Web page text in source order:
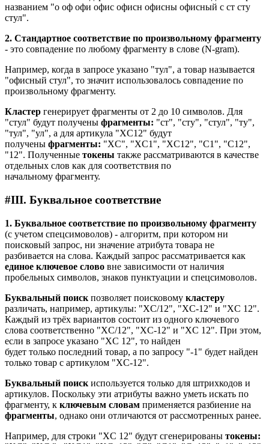
названием "о оф офи офис офисн офисны офисный с ст сту
стул".
2. Стандартное соответствие по произвольному фрагменту
- это совпадение по любому фрагменту в слове (N-gram).
Например, когда в запросе указано "тул", а товар называется
"офисный стул", то значит использовалось совпадение по
произвольному фрагменту.
Кластер генерирует фрагменты от 2 до 10 символов. Для
"стул" будут получены фрагменты: "ст", "сту", "стул", "ту",
"тул", "ул", а для артикула "XC12" будут
получены фрагменты: "XC", "XC1", "XC12", "C1", "C12",
"12". Полученные токены также рассматриваются в качестве
отдельных слов как для соответствия по
начальному фрагменту.
#III. Буквальное соответствие
1. Буквальное соответствие по произвольному фрагменту
(с учетом спецсимоволов) - алгоритм, при котором ни
поисковый запрос, ни значение атрибута товара не
разбивается на слова. Каждый запрос рассматривается как
единое ключевое слово вне зависимости от наличия
пробельных символов, знаков пунктуации и спецсимоволов.
Буквальный поиск позволяет поисковому кластеру
различать, например, артикулы: "XC/12", "XC-12" и "XC 12".
Каждый из трёх вариантов состоит из одного ключевого
слова соответственно "XC/12", "XC-12" и "XC 12". При этом,
если в запросе указано "XC 12", то найден
будет только последний товар, а по запросу "-1" будет найден
только товар с артикулом "XC-12".
Буквальный поиск используется только для штрихкодов и
артикулов. Поскольку эти атрибуты важно уметь искать по
фрагменту, к ключевым словам применяется разбиение на
фрагменты, однако они отличаются от рассмотренных ранее.
Например, для строки "XC 12" будут сгенерированы токены: